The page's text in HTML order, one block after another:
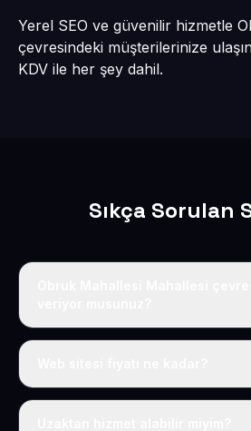
Yerel SEO ve güvenilir hizmetle
çevresindeki müşterilerinize
KDV ile her şey dahil.
Sıkça Sorulan
Evet, Obruk Mahallesi dahil tüm
Tek fiyat: yılda 50 USD + KDV, her